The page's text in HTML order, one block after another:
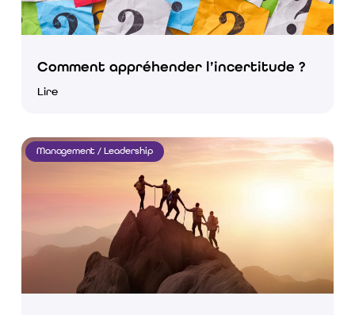
Comment appréhender l’incertitude ?
Lire
Management / Leadership